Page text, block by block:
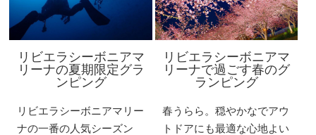
リビエラシーボニアマ
リーナの夏期限定グラ
ンピング
リビエラシーボニアマリー
ナの一番の人気シーズン
リビエラシーボニアマ
リーナで過ごす春のグ
ランピング
春うらら。穏やかなでアウ
トドアにも最適な心地よい